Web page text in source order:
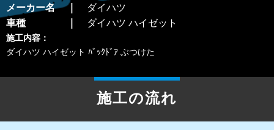
メーカー名
ダイハツ
車種
ダイハツ ハイゼット
施工内容：
ダイハツ ハイゼット ﾊﾞｯｸﾄﾞｱ ぶつけた
施工の流れ